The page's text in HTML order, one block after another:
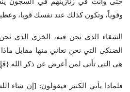
حتى وأنت في زنازينهم في السجون
وقوياً، وتكون كذلك عند نفسك قويا،
الشقاء الذي نحن فيه، الخزي الذي
الضنكى التي نحن نعاني منها مقابل
هي التي تأتي لمن أعرض عن ذكر الله
فلماذا يأتي الكثير فيقولون: [إن شاء